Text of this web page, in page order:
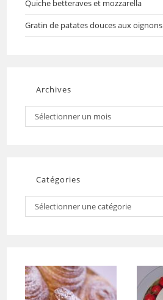
Quiche betteraves et mozzarella
Gratin de patates douces aux oignons
Archives
Sélectionner un mois
Catégories
Sélectionner une catégorie